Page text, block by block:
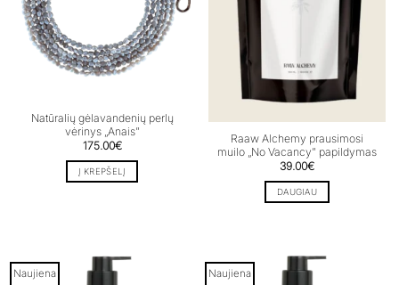
Natūralių gėlavandenių perlų
vėrinys „Anais”
175.00€
Į KREPŠELĮ
Raaw Alchemy prausimosi
muilo „No Vacancy” papildymas
39.00€
DAUGIAU
Naujiena Naujiena